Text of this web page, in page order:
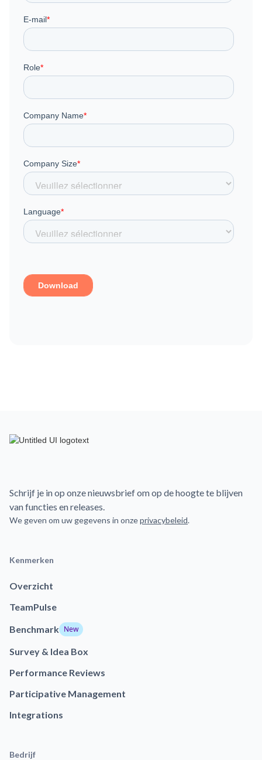
Schrijf je in op onze nieuwsbrief om op de hoogte te blijven
van functies en releases.
We geven om uw gegevens in onzeprivacybeleid.
Kenmerken
Overzicht
TeamPulse
Benchmark New
Survey & Idea Box
Performance Reviews
Participative Management
Integrations
Bedrijf